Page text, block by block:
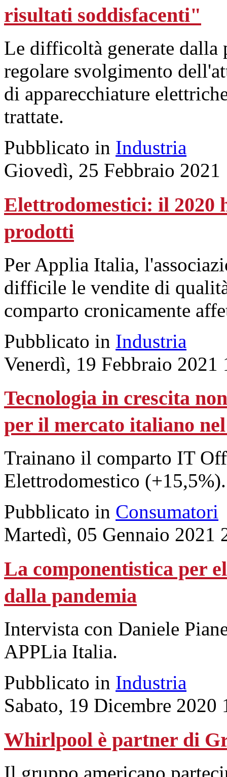
risultati soddisfacenti"
Le difficoltà generate dalla
regolare svolgimento
di apparecchiature
trattate.
Pubblicato in Industria
Giovedì, 25 Febbraio 2021
Elettrodomestici: il 2020
prodotti
Per Applia Italia,
difficile le vendite di
comparto cronicamente
Pubblicato in Industria
Venerdì, 19 Febbraio 2021
Tecnologia in crescita
per il mercato italiano
Trainano il comparto IT
Elettrodomestico (+15,5%).
Pubblicato in Consumatori
Martedì, 05 Gennaio 2021
La componentistica per
dalla pandemia
Intervista con Daniele
APPLia Italia.
Pubblicato in Industria
Sabato, 19 Dicembre 2020
Whirlpool è partner di
Il gruppo americano